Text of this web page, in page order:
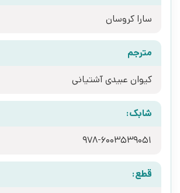
سارا کروسان
مترجم
کیوان عبیدی آشتیانی
شابک:
978-6003539051
قطع: